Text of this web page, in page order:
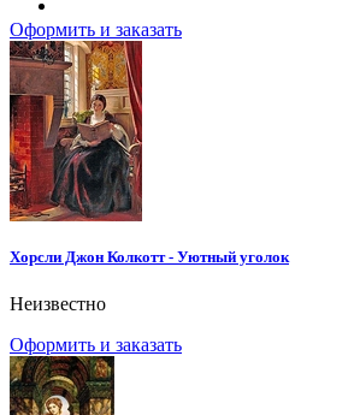
Оформить и заказать
Хорсли Джон Колкотт - Уютный уголок
Неизвестно
Оформить и заказать